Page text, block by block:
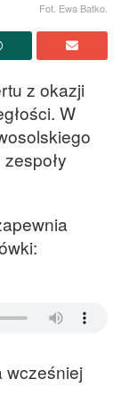
Fot. Ewa Batko.
z okazji
W
wcześniej